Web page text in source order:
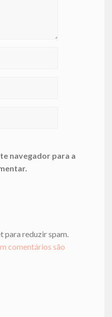
navegador para a
para reduzir spam.
comentários são